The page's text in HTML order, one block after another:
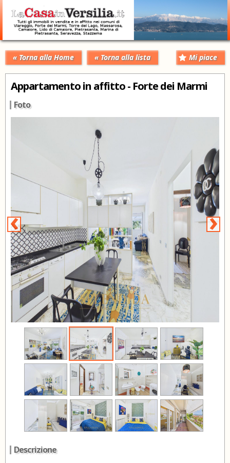
« Torna alla Home « Torna alla lista Mi piace
Appartamento in affitto - Forte dei Marmi
Foto
‹ ›
Descrizione